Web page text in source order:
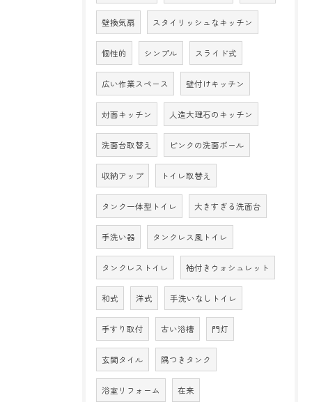
壁換気扇 スタイリッシュなキッチン
個性的 シンプル スライド式
広い作業スペース 壁付けキッチン
対面キッチン 人造大理石のキッチン
洗面台取替え ピンクの洗面ボール
収納アップ トイレ取替え
タンク一体型トイレ 大きすぎる洗面台
手洗い器 タンクレス風トイレ
タンクレストイレ 袖付きウォシュレット
和式 洋式 手洗いなしトイレ
手すり取付 古い浴槽 門灯
玄関タイル 隅つきタンク
浴室リフォーム 在来